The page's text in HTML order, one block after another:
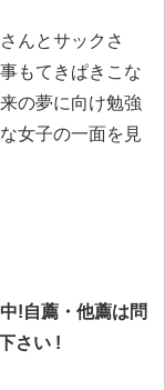
んとサックさ
もてきぱきこな
の夢に向け勉強
女子の一面を見
!自薦・他薦は問
さい !